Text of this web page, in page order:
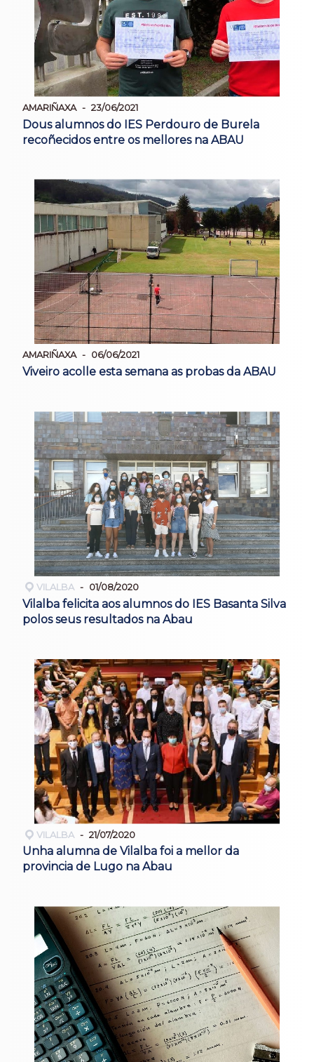
AMARIÑAXA 23/06/2021
Dous alumnos do IES Perdouro de Burela
recoñecidos entre os mellores na ABAU
AMARIÑAXA 06/06/2021
Viveiro acolle esta semana as probas da ABAU
VILALBA 01/08/2020
Vilalba felicita aos alumnos do IES Basanta Silva
polos seus resultados na Abau
VILALBA 21/07/2020
Unha alumna de Vilalba foi a mellor da
provincia de Lugo na Abau